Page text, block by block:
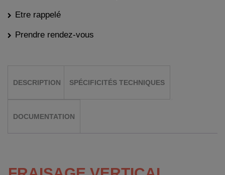
Etre rappelé
Prendre rendez-vous
DESCRIPTION SPÉCIFICITÉS TECHNIQUES
DOCUMENTATION